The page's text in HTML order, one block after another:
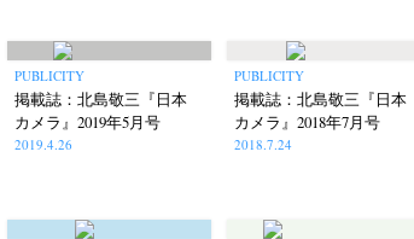
PUBLICITY
掲載誌：北島敬三『日本
カメラ』2019年5月号
2019.4.26
PUBLICITY
掲載誌：北島敬三『日本
カメラ』2018年7月号
2018.7.24